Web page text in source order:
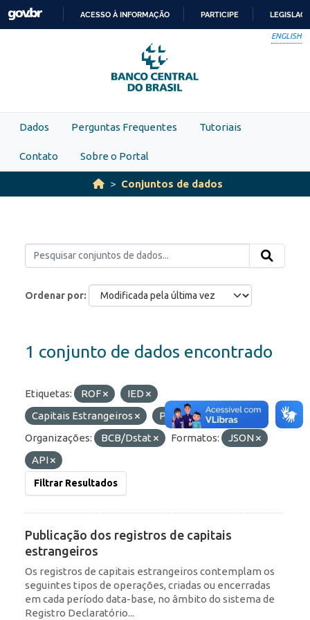
Skip to main content
PARA
O
CONTEÚDO
ACESSO À INFORMAÇÃO PARTICIPE
ENGLISH
Dados Perguntas Frequentes Tutoriais
Contato Sobre o Portal
Conjuntos de dados
Ordenar por
1 conjunto de dados encontrado
Etiquetas: ROF
IED
Capitais Estrangeiros
Portfólio
Organizações:
BCB/Dstat Formatos:
JSON
API
Filtrar Resultados
Publicação dos registros de capitais
estrangeiros
Os registros de capitais estrangeiros contemplam os
seguintes tipos de operações, criadas ou encerradas
em cada período data-base, no âmbito do sistema de
Registro Declaratório...